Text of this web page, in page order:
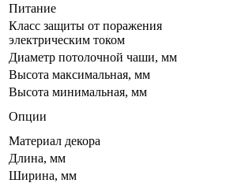
Питание
Класс защиты от поражения
электрическим током
Диаметр потолочной чаши, мм
Высота максимальная, мм
Высота минимальная, мм
Опции
Материал декора
Длина, мм
Ширина, мм